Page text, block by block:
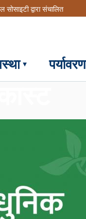
सोसाइटी द्वारा संचालित
पर्यावरण